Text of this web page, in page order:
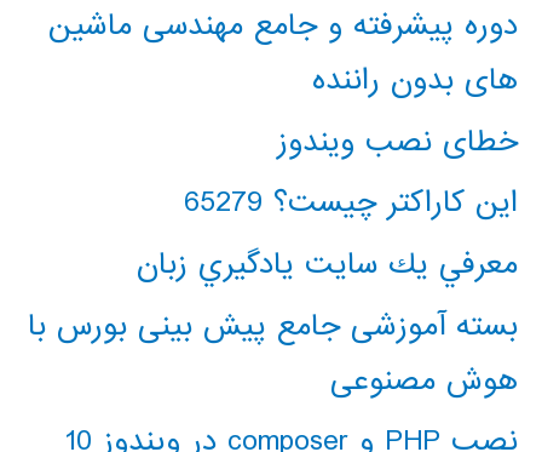
دوره پیشرفته و جامع مهندسی ماشین
های بدون راننده
خطای نصب ویندوز
این کاراکتر چیست؟ 65279
معرفي يك سايت يادگيري زبان
بسته آموزشی جامع پیش بینی بورس با
هوش مصنوعی
نصب PHP و composer در ویندوز 10